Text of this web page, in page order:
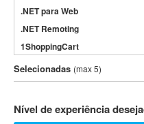
.NET para Web
.NET Remoting
1ShoppingCart
3DS Max
3GSM
802.11
Selecionadas (max 5)
Nível de experiência